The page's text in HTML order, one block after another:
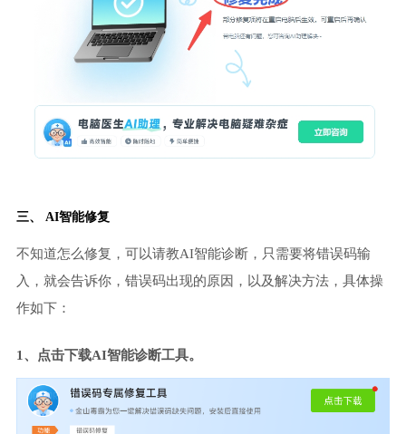
三、 AI智能修复
不知道怎么修复，可以请教AI智能诊断，只需要将错误码输
入，就会告诉你，错误码出现的原因，以及解决方法，具体操
作如下：
1、点击下载AI智能诊断工具。